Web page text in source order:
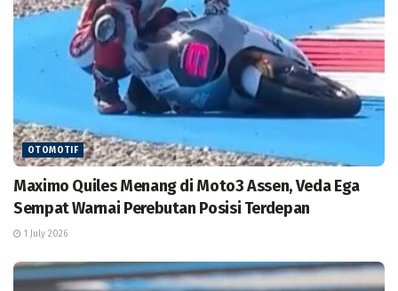
OTOMOTIF
Maximo Quiles Menang di Moto3 Assen, Veda Ega
Sempat Warnai Perebutan Posisi Terdepan
1 July 2026